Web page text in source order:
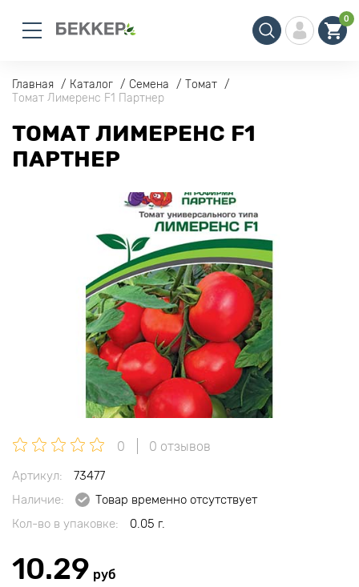
0
Главная Каталог Семена
Томат
Томат Лимеренс F1 Партнер
ТОМАТ ЛИМЕРЕНС F1
ПАРТНЕР
0 0 отзывов
Артикул:
73477
Наличие:
Товар временно отсутствует
Кол-во в упаковке:
0.05 г.
10.29 руб